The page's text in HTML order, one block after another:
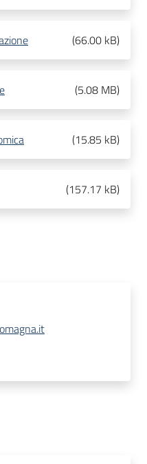
(66.00 kB)
(5.08 MB)
(15.85 kB)
(157.17 kB)